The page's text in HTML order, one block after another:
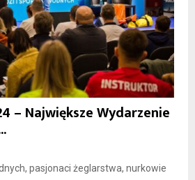
– Największe Wydarzenie
pasjonaci żeglarstwa, nurkowie